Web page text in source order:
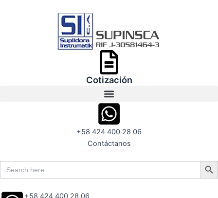
Cotización
+58 424 400 28 06
Contáctanos
Search
for:
Search
+58 424 400 28 06